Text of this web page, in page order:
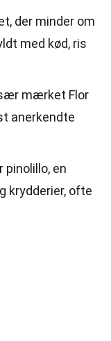
der minder om
med kød, ris
mærket Flor
anerkendte
pinolillo, en
krydderier, ofte